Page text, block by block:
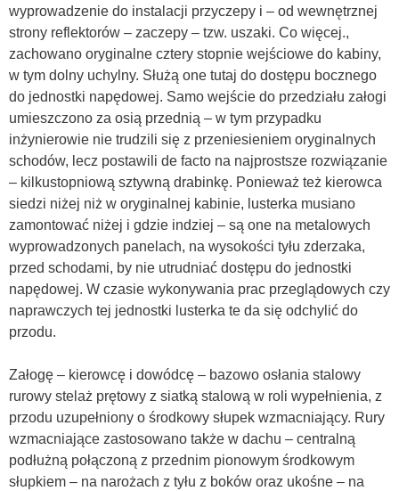
wyprowadzenie do instalacji przyczepy i – od wewnętrznej
strony reflektorów – zaczepy – tzw. uszaki. Co więcej.,
zachowano oryginalne cztery stopnie wejściowe do kabiny,
w tym dolny uchylny. Służą one tutaj do dostępu bocznego
do jednostki napędowej. Samo wejście do przedziału załogi
umieszczono za osią przednią – w tym przypadku
inżynierowie nie trudzili się z przeniesieniem oryginalnych
schodów, lecz postawili de facto na najprostsze rozwiązanie
– kilkustopniową sztywną drabinkę. Ponieważ też kierowca
siedzi niżej niż w oryginalnej kabinie, lusterka musiano
zamontować niżej i gdzie indziej – są one na metalowych
wyprowadzonych panelach, na wysokości tyłu zderzaka,
przed schodami, by nie utrudniać dostępu do jednostki
napędowej. W czasie wykonywania prac przeglądowych czy
naprawczych tej jednostki lusterka te da się odchylić do
przodu.
Załogę – kierowcę i dowódcę – bazowo osłania stalowy
rurowy stelaż prętowy z siatką stalową w roli wypełnienia, z
przodu uzupełniony o środkowy słupek wzmacniający. Rury
wzmacniające zastosowano także w dachu – centralną
podłużną połączoną z przednim pionowym środkowym
słupkiem – na narożach z tyłu z boków oraz ukośne – na